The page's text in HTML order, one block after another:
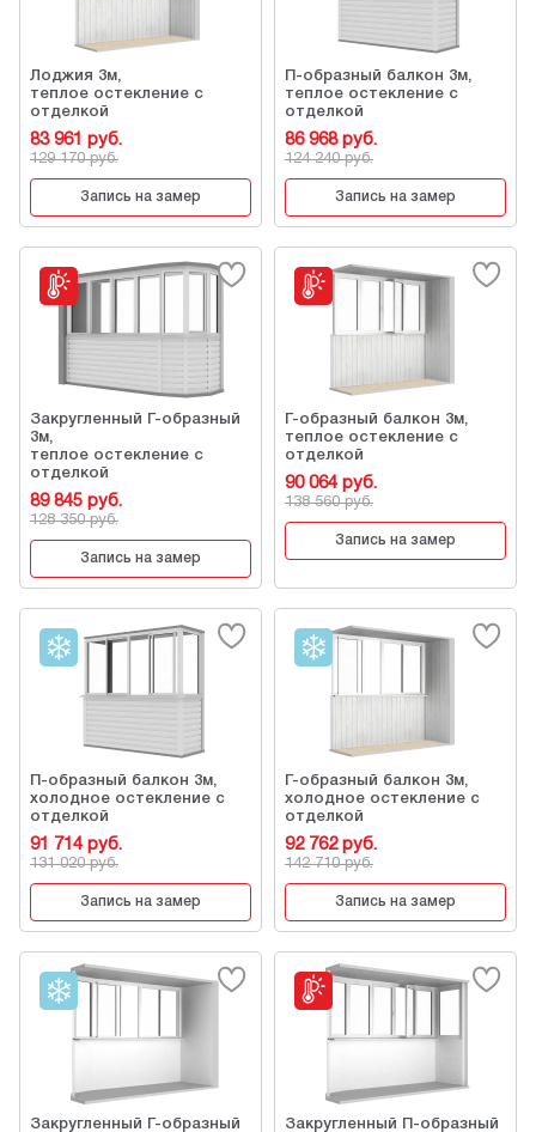
Лоджия 3м,
теплое остекление с
отделкой
83 961 руб.
129 170 руб.
Запись на замер
П-образный балкон 3м,
теплое остекление с
отделкой
86 968 руб.
124 240 руб.
Запись на замер
Закругленный Г-образный
3м,
теплое остекление с
отделкой
89 845 руб.
128 350 руб.
Запись на замер
Г-образный балкон 3м,
теплое остекление с
отделкой
90 064 руб.
138 560 руб.
Запись на замер
П-образный балкон 3м,
холодное остекление с
отделкой
91 714 руб.
131 020 руб.
Запись на замер
Г-образный балкон 3м,
холодное остекление с
отделкой
92 762 руб.
142 710 руб.
Запись на замер
Закругленный Г-образный Закругленный П-образный